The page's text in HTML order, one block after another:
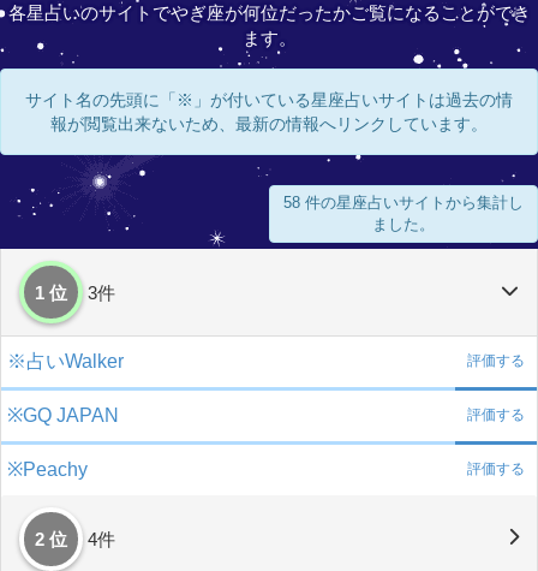
各星占いのサイトでやぎ座が何位だったかご覧になることができ
ます。
サイト名の先頭に「※」が付いている星座占いサイトは過去の情
報が閲覧出来ないため、最新の情報へリンクしています。
58 件の星座占いサイトから集計し
ました。
1 位 3件
※占いWalker 評価する
※GQ JAPAN 評価する
※Peachy 評価する
2 位 4件